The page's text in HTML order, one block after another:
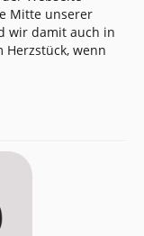
Mitte unserer
wir damit auch in
wenn